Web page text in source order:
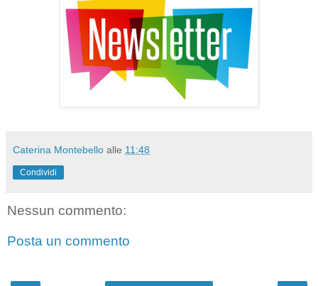
Caterina Montebello alle 11:48
Condividi
Nessun commento:
Posta un commento